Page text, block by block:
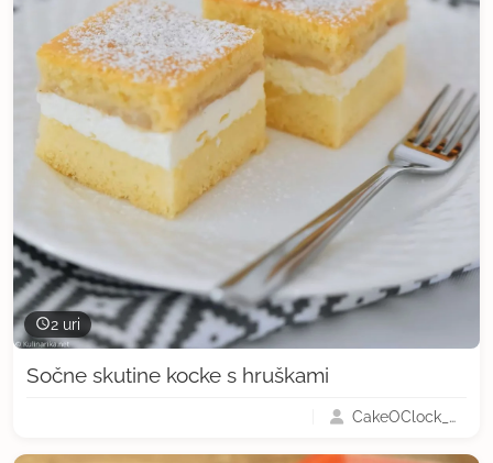
2 uri
Sočne skutine kocke s hruškami
CakeOClock_Urška